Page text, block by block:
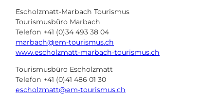
Escholzmatt-Marbach Tourismus
Tourismusbüro Marbach
Telefon +41 (0)34 493 38 04
marbach@em-tourismus.ch
www.escholzmatt-marbach-tourismus.ch
Tourismusbüro Escholzmatt
Telefon +41 (0)41 486 01 30
escholzmatt@em-tourismus.ch